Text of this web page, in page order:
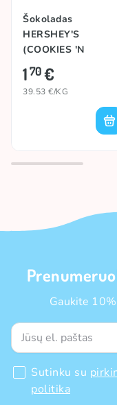
Šokoladas
HERSHEY'S
(COOKIES 'N
CREME), 43g
170€
39.53 €/KG
Gaukite
Sutinku su
politika